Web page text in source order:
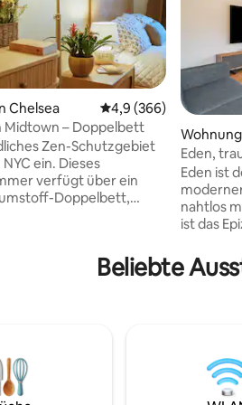
Chelsea Durchschnittliche
4,9 (366)
Midtown – Doppelbett
Zen-Schutzgebiet
ein. Dieses
verfügt über ein
Doppelbett,
Licht und ruhige
den ganzen Tag.
Eden,
in New
Eden ist
nahtlos
ist das
Herzen
Nova
Vari
Beliebte